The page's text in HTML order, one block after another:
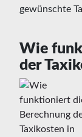
gewünschte
Wie
der